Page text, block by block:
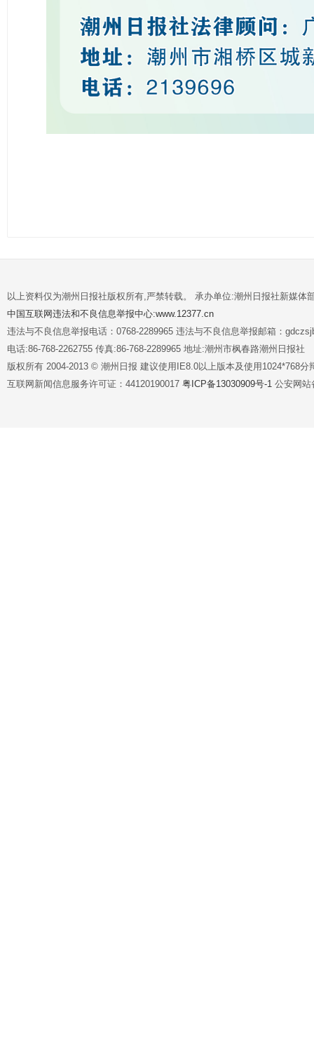
以上资料仅为潮州日报社版权所有,严禁转载。 承办单位:潮州日报社新媒体
中国互联网违法和不良信息举报中心:www.12377.cn
违法与不良信息举报电话：0768-2289965 违法与不良信息举报邮箱：
电话:86-768-2262755 传真:86-768-2289965 地址:潮州市枫春路潮州日报社
版权所有 2004-2013 © 潮州日报 建议使用IE8.0以上版本及使用1024*768分
互联网新闻信息服务许可证：44120190017 粤ICP备13030909号-1 公安网站